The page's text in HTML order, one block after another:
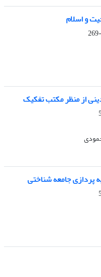
و اسلام
از منظر مکتب تفکیک
پردازی جامعه شناختی